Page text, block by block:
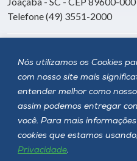
Nós utilizamos os Cookies
com nosso site mais
entender melhor como
assim podemos entregar
você. Para mais
cookies que estamos
Privacidade.
Telefone (49) 3551-2000
Siga a Unoesc